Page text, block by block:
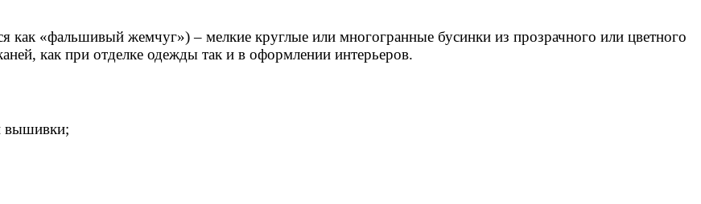
как «фальшивый жемчуг») – мелкие круглые или многогранные бусинки из прозрачного или цветного
как при отделке одежды так и в оформлении интерьеров.
вышивки;